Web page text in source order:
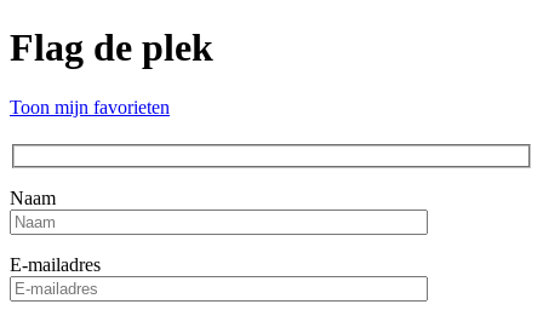
Flag de plek
Toon mijn favorieten
Naam
E-mailadres